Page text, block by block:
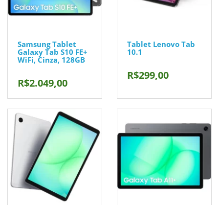
Samsung Tablet
Galaxy Tab S10 FE+
WiFi, Cinza, 128GB
R$2.049,00
Tablet Lenovo Tab
10.1
R$299,00